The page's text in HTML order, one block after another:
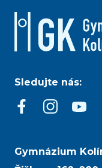
Sledujte nás:
Gymnázium